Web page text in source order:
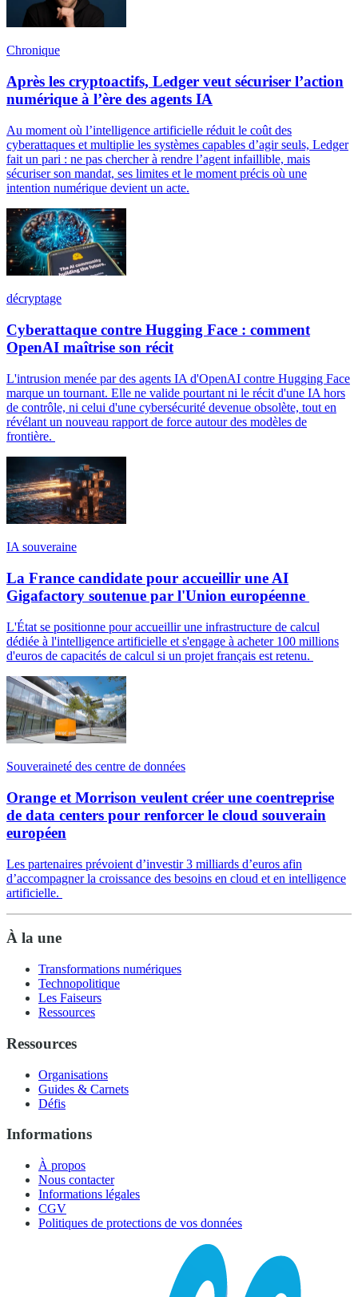
Chronique
Après les cryptoactifs, Ledger veut sécuriser l’action
numérique à l’ère des agents IA
Au moment où l’intelligence artificielle réduit le coût des
cyberattaques et multiplie les systèmes capables d’agir seuls, Ledger
fait un pari : ne pas chercher à rendre l’agent infaillible, mais
sécuriser son mandat, ses limites et le moment précis où une
intention numérique devient un acte.
décryptage
Cyberattaque contre Hugging Face : comment
OpenAI maîtrise son récit
L'intrusion menée par des agents IA d'OpenAI contre Hugging Face
marque un tournant. Elle ne valide pourtant ni le récit d'une IA hors
de contrôle, ni celui d'une cybersécurité devenue obsolète, tout en
révélant un nouveau rapport de force autour des modèles de
frontière.
IA souveraine
La France candidate pour accueillir une AI
Gigafactory soutenue par l'Union européenne
L'État se positionne pour accueillir une infrastructure de calcul
dédiée à l'intelligence artificielle et s'engage à acheter 100 millions
d'euros de capacités de calcul si un projet français est retenu.
Souveraineté des centre de données
Orange et Morrison veulent créer une coentreprise
de data centers pour renforcer le cloud souverain
européen
Les partenaires prévoient d’investir 3 milliards d’euros afin
d’accompagner la croissance des besoins en cloud et en intelligence
artificielle.
À la une
Transformations numériques
Technopolitique
Les Faiseurs
Ressources
Ressources
Organisations
Guides & Carnets
Défis
Informations
À propos
Nous contacter
Informations légales
CGV
Politiques de protections de vos données